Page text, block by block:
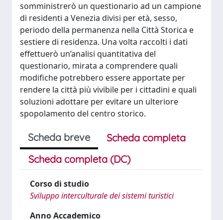
somministrerò un questionario ad un campione
di residenti a Venezia divisi per età, sesso,
periodo della permanenza nella Città Storica e
sestiere di residenza. Una volta raccolti i dati
effettuerò un’analisi quantitativa del
questionario, mirata a comprendere quali
modifiche potrebbero essere apportate per
rendere la città più vivibile per i cittadini e quali
soluzioni adottare per evitare un ulteriore
spopolamento del centro storico.
Scheda breve
Scheda completa
Scheda completa (DC)
Corso di studio
Sviluppo interculturale dei sistemi turistici
Anno Accademico